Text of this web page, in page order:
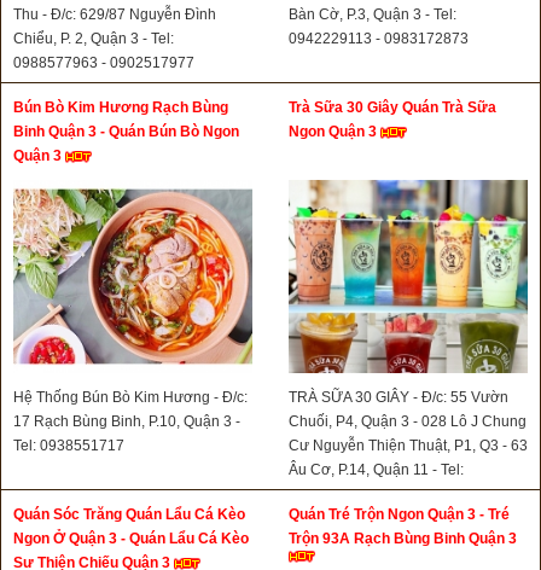
Thu - Đ/c: 629/87 Nguyễn Đình
Chiểu, P. 2, Quận 3 - Tel:
0988577963 - 0902517977
Bàn Cờ, P.3, Quận 3 - Tel:
0942229113 - 0983172873
Bún Bò Kim Hương Rạch Bùng
Binh Quận 3 - Quán Bún Bò Ngon
Quận 3
Hệ Thống Bún Bò Kim Hương - Đ/c:
17 Rạch Bùng Binh, P.10, Quận 3 -
Tel: 0938551717
Trà Sữa 30 Giây Quán Trà Sữa
Ngon Quận 3
TRÀ SỮA 30 GIÂY - Đ/c: 55 Vườn
Chuối, P4, Quận 3 - 028 Lô J Chung
Cư Nguyễn Thiện Thuật, P1, Q3 - 63
Âu Cơ, P.14, Quận 11 - Tel:
0908766138
Quán Sóc Trăng Quán Lẩu Cá Kèo
Ngon Ở Quận 3 - Quán Lẩu Cá Kèo
Sư Thiện Chiếu Quận 3
Quán Tré Trộn Ngon Quận 3 - Tré
Trộn 93A Rạch Bùng Binh Quận 3